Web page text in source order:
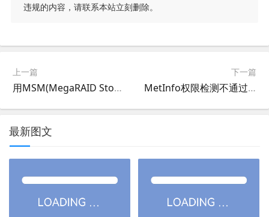
违规的内容，请联系本站立刻删除。
上一篇
用MSM(MegaRAID Storage Manager)监控VMware ESXi的RAID磁盘阵列健康状况
下一篇
MetInfo权限检测不通过,config/config_db.php 777属性检测不通过解决方法
最新图文